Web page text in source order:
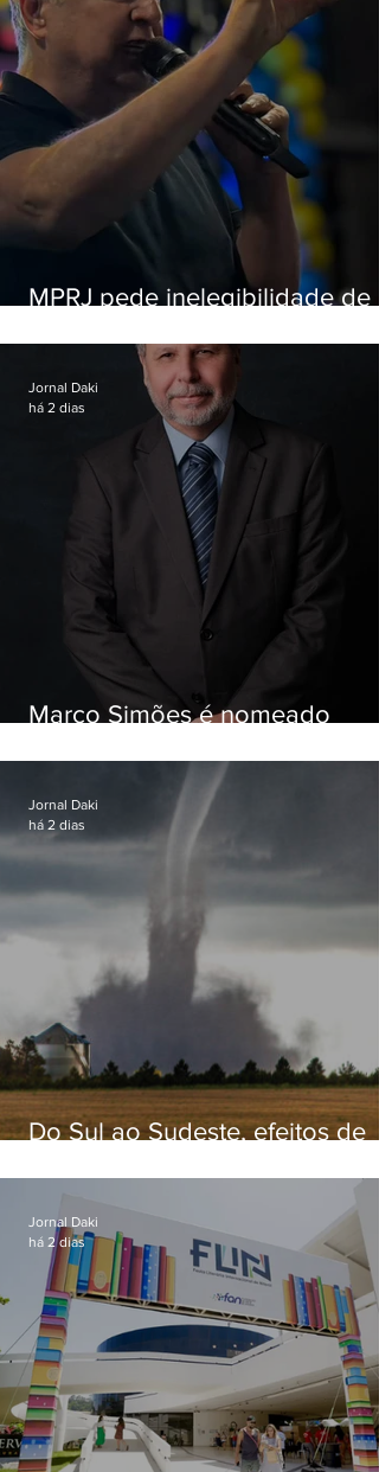
MPRJ pede inelegibilidade de
Marco Simões é nomeado
Jornal Daki
há 2 dias
Do Sul ao Sudeste, efeitos de
apreensão na população
Jornal Daki
há 2 dias
Jornal Daki
há 2 dias